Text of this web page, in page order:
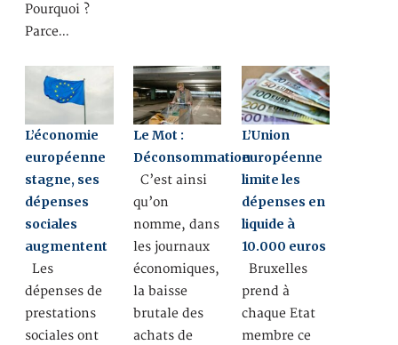
Pourquoi ?
Parce…
L’économie
européenne
stagne, ses
dépenses
sociales
augmentent
Les
dépenses de
prestations
sociales ont
Le Mot :
Déconsommation
C’est ainsi
qu’on
nomme, dans
les journaux
économiques,
la baisse
brutale des
achats de
L’Union
européenne
limite les
dépenses en
liquide à
10.000 euros
Bruxelles
prend à
chaque Etat
membre ce